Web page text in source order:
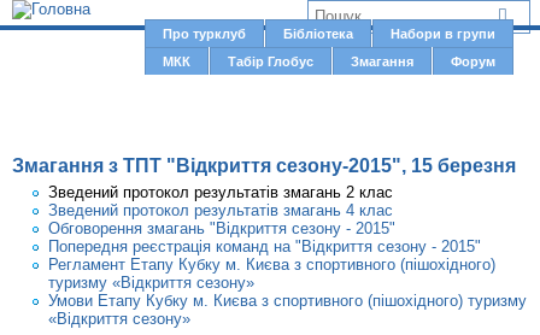
Jump to navigation
о
н
е
м
е
н
Про турклуб Бібліотека
Набори в групи
МКК
Табір Глобус Змагання Форум
В
Змагання з ТПТ "Відкриття сезону-2015", 15 березня
Зведений протокол результатів змагань 2 клас
Зведений протокол результатів змагань 4 клас
Обговорення змагань "Відкриття сезону - 2015"
Попередня реєстрація команд на "Відкриття сезону - 2015"
Регламент Етапу Кубку м. Києва з спортивного (пішохідного)
туризму «Відкриття сезону»
Умови Етапу Кубку м. Києва з спортивного (пішохідного) туризму
«Відкриття сезону»